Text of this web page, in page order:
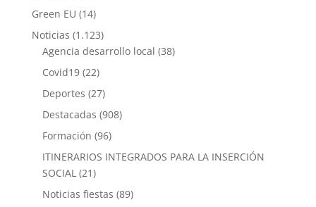
Green EU (14)
Noticias (1.123)
Agencia desarrollo local (38)
Covid19(22)
Deportes (27)
Destacadas (908)
Formación (96)
ITINERARIOS INTEGRADOS PARA LA INSERCIÓN
SOCIAL (21)
Noticias fiestas (89)